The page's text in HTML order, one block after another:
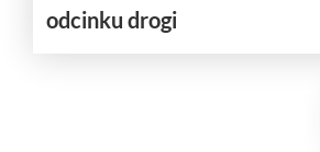
odcinku drogi